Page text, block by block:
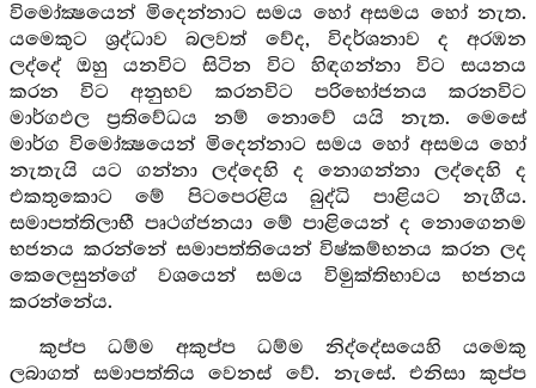
විමෝක්‍ෂයෙන් මිදෙන්නාට සමය හෝ අසමය හෝ නැත.
යමෙකුට ශ්‍රද්ධාව බලවත් වේද, විදර්ශනාව ද අරඹන
ලද්දේ ඔහු යනවිට සිටින විට හිඳගන්නා විට සයනය
කරන විට අනුභව කරනවිට පරිභෝජනය කරනවිට
මාර්ගඵල ප්‍රතිවේධය නම් නොවේ යයි නැත. මෙසේ
මාර්ග විමෝක්‍ෂයෙන් මිදෙන්නාට සමය හෝ අසමය හෝ
නැතැයි යට ගන්නා ලද්දෙහි ද නොගන්නා ලද්දෙහි ද
එකතුකොට මේ පිටපෙරළිය බුද්ධි පාළියට නැගීය.
සමාපත්තිලාභී පෘථග්ජනයා මේ පාළියෙන් ද නොගෙනම
භජනය කරන්නේ සමාපත්තියෙන් විෂ්කම්භනය කරන ලද
කෙලෙසුන්ගේ වශයෙන් සමය විමුක්තිභාවය භජනය
කරන්නේය.
කුප්ප ධම්ම අකුප්ප ධම්ම නිද්දේසයෙහි යමෙකු
ලබාගත් සමාපත්තිය වෙනස් වේ. නැසේ. එනිසා කුප්ප